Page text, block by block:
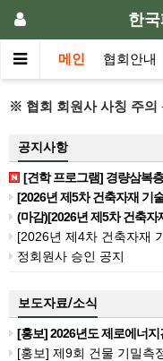
한
메인 협회안내
※ 협회 회원사 사칭 주의
공지사항
[견학 프로그램] 경량삼복
[2026년 제5차 건축자재 기
(마감)[2026년 제5차 건축자
[2026년 제4차 건축자재
정회원사 승인 공지
보도자료/소식
[홍보] 2026년도 제로에너지건
[홍보] 제9회 건물 기밀측